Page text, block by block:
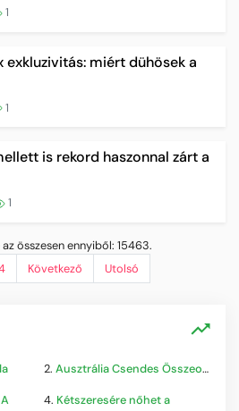
1
exkluzivitás: miért dühösek a
1
is rekord haszonnal zárt a
1
összesen ennyiből: 15463.
Következő Utolsó
2. Ausztrália Csendes Összeomlása
4. Kétszeresére nőhet a